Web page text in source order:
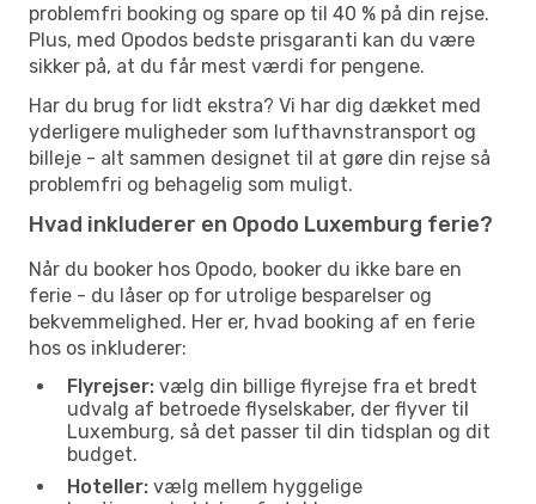
problemfri booking og spare op til 40 % på din rejse.
Plus, med Opodos bedste prisgaranti kan du være
sikker på, at du får mest værdi for pengene.
Har du brug for lidt ekstra? Vi har dig dækket med
yderligere muligheder som lufthavnstransport og
billeje - alt sammen designet til at gøre din rejse så
problemfri og behagelig som muligt.
Hvad inkluderer en Opodo Luxemburg ferie?
Når du booker hos Opodo, booker du ikke bare en
ferie - du låser op for utrolige besparelser og
bekvemmelighed. Her er, hvad booking af en ferie
hos os inkluderer:
Flyrejser: vælg din billige flyrejse fra et bredt
udvalg af betroede flyselskaber, der flyver til
Luxemburg, så det passer til din tidsplan og dit
budget.
Hoteller: vælg mellem hyggelige